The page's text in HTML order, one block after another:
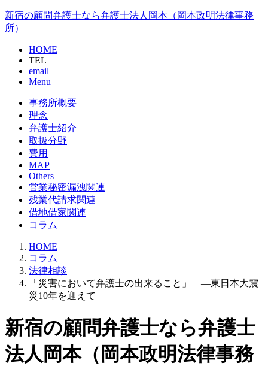
新宿の顧問弁護士なら弁護士法人岡本（岡本政明法律事務
所）
HOME
TEL
email
Menu
事務所概要
理念
弁護士紹介
取扱分野
費用
MAP
Others
営業秘密漏洩関連
残業代請求関連
借地借家関連
コラム
HOME
コラム
法律相談
「災害において弁護士の出来ること」 ―東日本大震
災10年を迎えて
新宿の顧問弁護士なら弁護士
法人岡本（岡本政明法律事務